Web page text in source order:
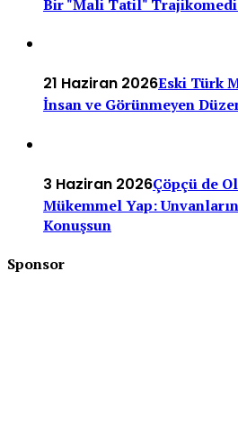
Bir "Mali Tatil"
21 Haziran 2026Eski Türk
İnsan ve Görünmeyen
3 Haziran 2026Çöpçü de
Mükemmel Yap:
Konuşsun
Sponsor